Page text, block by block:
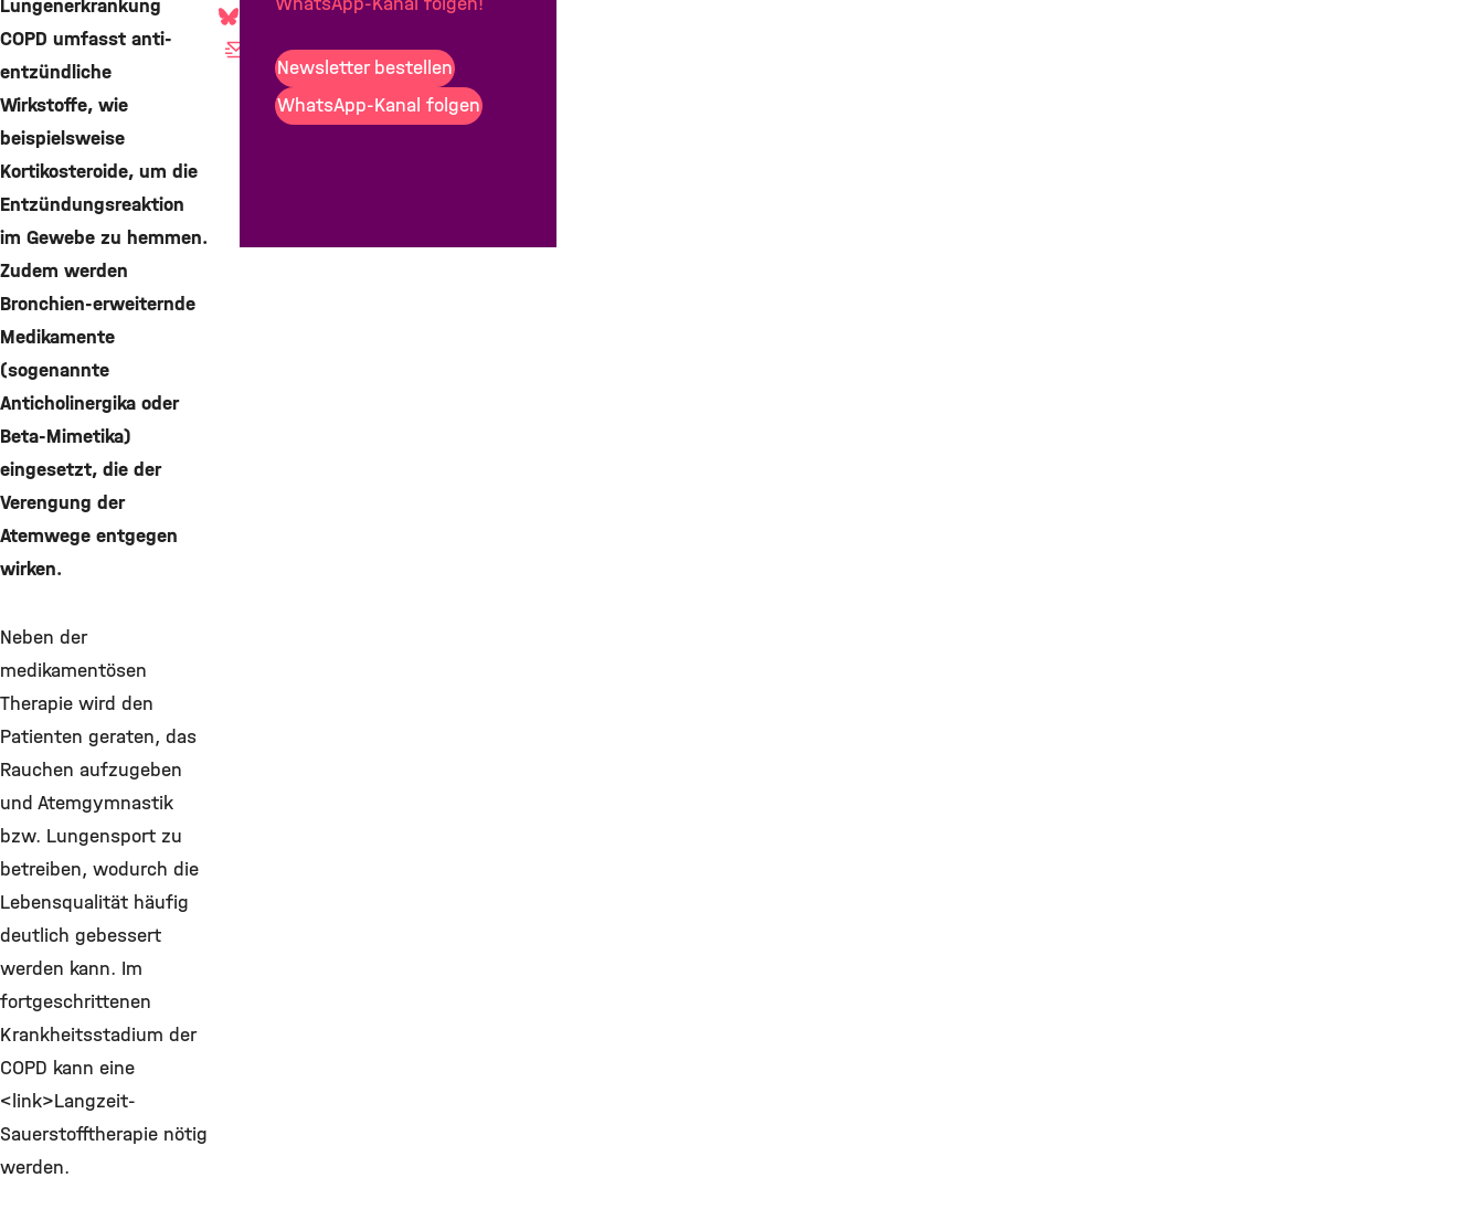
Lungenerkrankung
COPD umfasst anti-
entzündliche
Wirkstoffe, wie
beispielsweise
Kortikosteroide, um die
Entzündungsreaktion
im Gewebe zu hemmen.
Zudem werden
Bronchien-erweiternde
Medikamente
(sogenannte
Anticholinergika oder
Beta-Mimetika)
eingesetzt, die der
Verengung der
Atemwege entgegen
wirken.
Neben der
medikamentösen
Therapie wird den
Patienten geraten, das
Rauchen aufzugeben
und Atemgymnastik
bzw. Lungensport zu
betreiben, wodurch die
Lebensqualität häufig
deutlich gebessert
werden kann. Im
fortgeschrittenen
Krankheitsstadium der
COPD kann eine
<link>Langzeit-
Sauerstofftherapie nötig
werden.
Teilen
Mail
Newsletter bestellen
WhatsApp-Kanal folgen